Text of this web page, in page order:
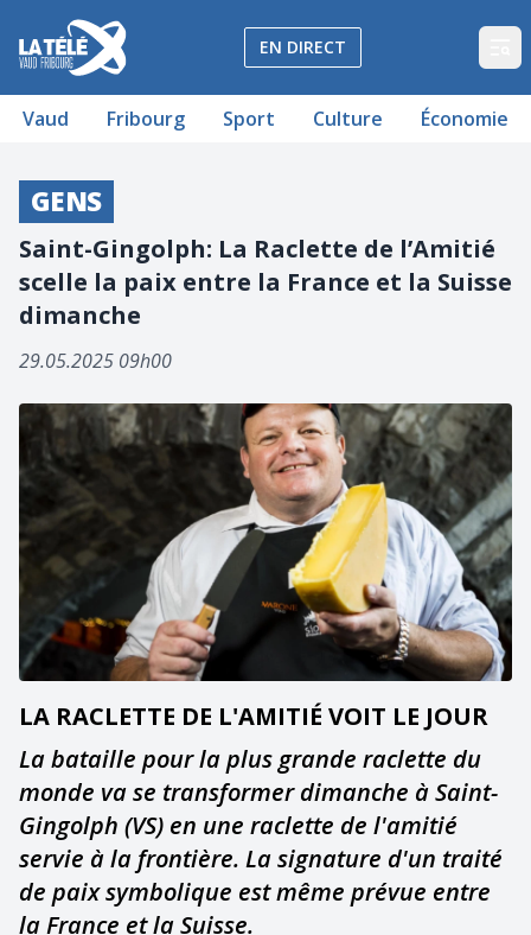
La Télé - Télévision régionale Vaud et Fribourg
EN DIRECT
Vaud Fribourg Sport Culture Économie
GENS
Saint-Gingolph: La Raclette de l’Amitié
scelle la paix entre la France et la Suisse
dimanche
29.05.2025 09h00
LA RACLETTE DE L'AMITIÉ VOIT LE JOUR
La bataille pour la plus grande raclette du
monde va se transformer dimanche à Saint-
Gingolph (VS) en une raclette de l'amitié
servie à la frontière. La signature d'un traité
de paix symbolique est même prévue entre
la France et la Suisse.